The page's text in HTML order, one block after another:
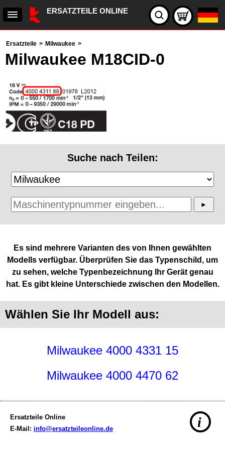
ERSATZTEILE ONLINE
Ersatzteile > Milwaukee >
Milwaukee M18CID-0
Suche nach Teilen:
Es sind mehrere Varianten des von Ihnen gewählten
Modells verfügbar. Überprüfen Sie das Typenschild, um
zu sehen, welche Typenbezeichnung Ihr Gerät genau
hat. Es gibt kleine Unterschiede zwischen den Modellen.
Wählen Sie Ihr Modell aus:
Milwaukee 4000 4331 15
Milwaukee 4000 4470 62
Ersatzteile Online
E-Mail: info@ersatzteileonline.de i